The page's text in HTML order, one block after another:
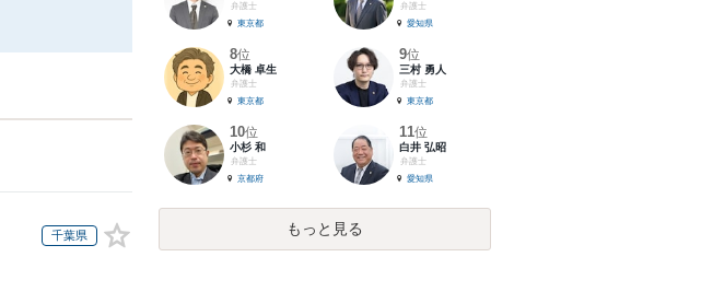
千葉県
弁護士
東京都
弁護士
愛知県
8位
大橋 卓生
弁護士
東京都
9位
三村 勇人
弁護士
東京都
10位
小杉 和
弁護士
京都府
11位
白井 弘昭
弁護士
愛知県
もっと見る